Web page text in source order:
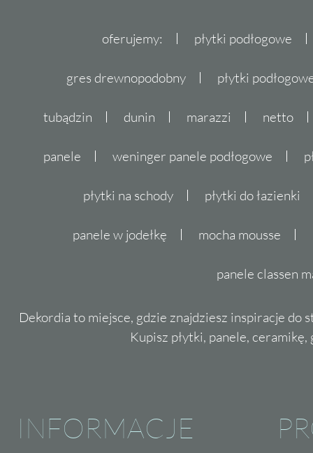
oferujemy: płytki podłogowe
gres drewnopodobny płytki
tubądzin dunin marazzi netto
panele weninger panele podłogowe
płytki na schody płytki do łazienki
panele w jodełkę mocha mousse
panele classen
Dekordia to miejsce, gdzie znajdziesz inspiracje do
Kupisz płytki, panele,
INFORMACJE